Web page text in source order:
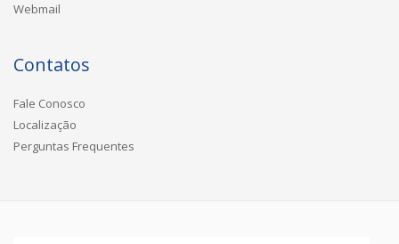
Webmail
Contatos
Fale Conosco
Localização
Perguntas Frequentes